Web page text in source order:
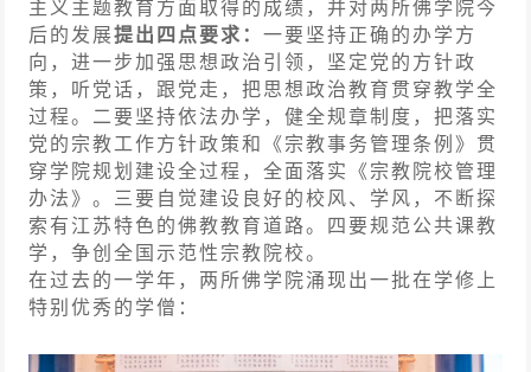
主义主题教育方面取得的成绩，并对两所佛学院今
后的发展提出四点要求：一要坚持正确的办学方
向，进一步加强思想政治引领，坚定党的方针政
策，听党话，跟党走，把思想政治教育贯穿教学全
过程。二要坚持依法办学，健全规章制度，把落实
党的宗教工作方针政策和《宗教事务管理条例》贯
穿学院规划建设全过程，全面落实《宗教院校管理
办法》。三要自觉建设良好的校风、学风，不断探
索有江苏特色的佛教教育道路。四要规范公共课教
学，争创全国示范性宗教院校。
在过去的一学年，两所佛学院涌现出一批在学修上
特别优秀的学僧：